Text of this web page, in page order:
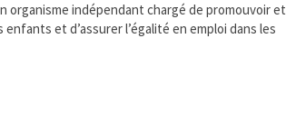
organisme indépendant chargé de promouvoir et
et d’assurer l’égalité en emploi dans les